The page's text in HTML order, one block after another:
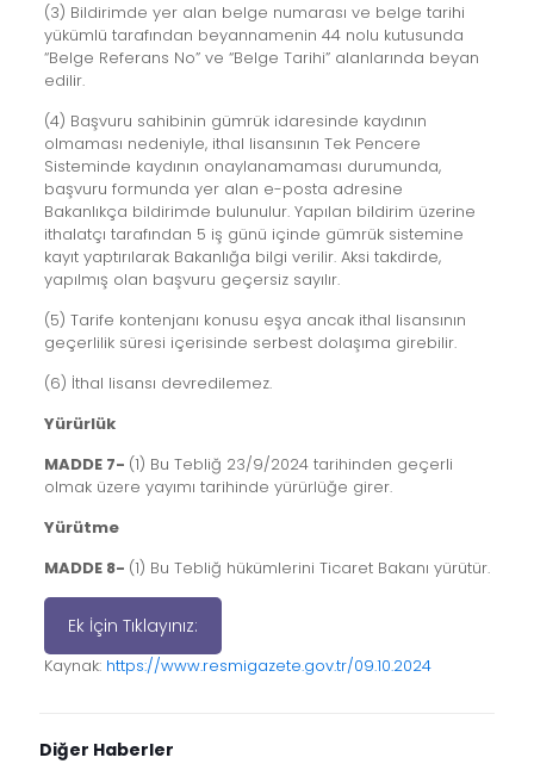
(3) Bildirimde yer alan belge numarası ve belge tarihi
yükümlü tarafından beyannamenin 44 nolu kutusunda
“Belge Referans No” ve “Belge Tarihi” alanlarında beyan
edilir.
(4) Başvuru sahibinin gümrük idaresinde kaydının
olmaması nedeniyle, ithal lisansının Tek Pencere
Sisteminde kaydının onaylanamaması durumunda,
başvuru formunda yer alan e-posta adresine
Bakanlıkça bildirimde bulunulur. Yapılan bildirim üzerine
ithalatçı tarafından 5 iş günü içinde gümrük sistemine
kayıt yaptırılarak Bakanlığa bilgi verilir. Aksi takdirde,
yapılmış olan başvuru geçersiz sayılır.
(5) Tarife kontenjanı konusu eşya ancak ithal lisansının
geçerlilik süresi içerisinde serbest dolaşıma girebilir.
(6) İthal lisansı devredilemez.
Yürürlük
MADDE 7- (1) Bu Tebliğ 23/9/2024 tarihinden geçerli
olmak üzere yayımı tarihinde yürürlüğe girer.
Yürütme
MADDE 8- (1) Bu Tebliğ hükümlerini Ticaret Bakanı yürütür.
Ek İçin Tıklayınız:
Kaynak: https://www.resmigazete.gov.tr/09.10.2024
Diğer Haberler